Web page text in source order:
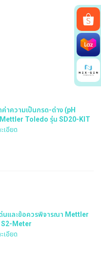
ค่าความเป็นกรด-ด่าง (pH
Toledo รุ่น SD20-KIT
เอียด
นและข้อควรพิจารณา Mettler
Meter
เอียด